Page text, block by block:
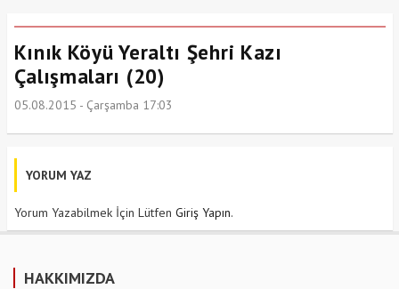
Kınık Köyü Yeraltı Şehri Kazı
Çalışmaları (20)
05.08.2015 - Çarşamba 17:03
YORUM YAZ
Yorum Yazabilmek İçin Lütfen Giriş Yapın.
HAKKIMIZDA